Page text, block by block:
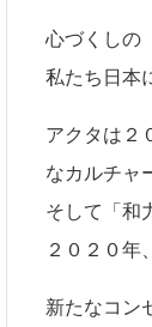
心づくしの
私たち日本
アクタは２
なカルチャ
そして「和
２０２０年
新たなコン